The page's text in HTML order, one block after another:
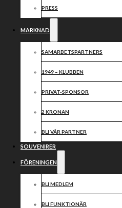
PRESS
MARKNAD
SAMARBETSPARTNERS
1949 – KLUBBEN
PRIVAT-SPONSOR
2 KRONAN
BLI VÅR PARTNER
SOUVENIRER
FÖRENINGEN
BLI MEDLEM
BLI FUNKTIONÄR
Nu har vi tvättat, torkat, vikt o lagt in
vinterförvaring!
Så nu kan kylan och snön komma!
halsdukar att köpa!
Kolla in de ibland souvenirerna på vår
SOUVENIRER – Piraterna Speedway
Dela nyheten: